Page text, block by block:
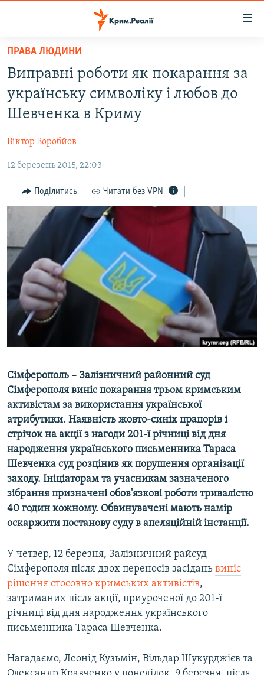
Перейти
основного
матеріалу
Перейти
до
основної
навігації
Перейти
пошуку
ВОДА.КРИМ
ВІДЕО ТА ФОТО
БЛОГИ
ПОГЛЯД
ІНТЕРВ'Ю
ВСЕ ЗА ДЕНЬ
СПЕЦПРОЕКТИ
ДЕПОРТАЦІЯ
ВІДЕОУРОКИ «ELIFBE»
СВІДЧЕННЯ ОКУПАЦІЇ
УКРАЇНСЬКА ПРОБЛЕМА КРИМУ
ЯК ОБІЙТИ БЛОКУВАННЯ
Русский
Qırımtatar
ДОЛУЧАЙСЯ!
Усі сайти RFE/RL
ПРАВА ЛЮДИНИ
Виправні роботи як покарання за
українську символіку і любов до
Шевченка в Криму
Віктор Воробйов
12 березень 2015, 22:03
Поділитись Читати без VPN
Сімферополь – Залізничний районний суд
Сімферополя виніс покарання трьом кримським
активістам за використання української
атрибутики. Наявність жовто-синіх прапорів і
стрічок на акції з нагоди 201-ї річниці від дня
народження українського письменника Тараса
Шевченка суд розцінив як порушення організації
заходу. Ініціаторам та учасникам зазначеного
зібрання призначені обов'язкові роботи тривалістю
40 годин кожному. Обвинувачені мають намір
оскаржити постанову суду в апеляційній інстанції.
У четвер, 12 березня, Залізничний райсуд
Сімферополя після двох переносів засідань виніс
рішення стосовно кримських активістів,
затриманих після акції, приуроченої до 201-ї
річниці від дня народження українського
письменника Тараса Шевченка.
Нагадаємо, Леонід Кузьмін, Вільдар Шукурджієв та